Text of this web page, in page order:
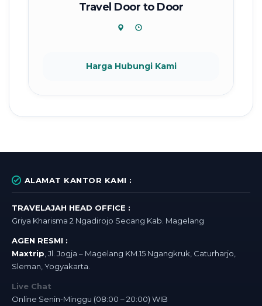
Travel Door to Door
Harga Hubungi Kami
ALAMAT KANTOR KAMI :
TRAVELAJAH HEAD OFFICE :
Griya Kharisma 2 Ngadirojo Secang Kab. Magelang
AGEN RESMI :
Maxtrip, Jl. Jogja – Magelang KM.15 Ngangkruk, Caturharjo,
Sleman, Yogyakarta.
Live Chat
Online Senin-Minggu (08:00 – 20:00) WIB